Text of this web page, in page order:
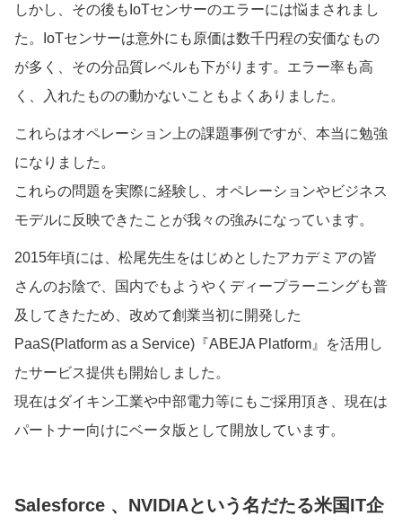
しかし、その後もIoTセンサーのエラーには悩まされまし
た。IoTセンサーは意外にも原価は数千円程の安価なもの
が多く、その分品質レベルも下がります。エラー率も高
く、入れたものの動かないこともよくありました。
これらはオペレーション上の課題事例ですが、本当に勉強
になりました。
これらの問題を実際に経験し、オペレーションやビジネス
モデルに反映できたことが我々の強みになっています。
2015年頃には、松尾先生をはじめとしたアカデミアの皆
さんのお陰で、国内でもようやくディープラーニングも普
及してきたため、改めて創業当初に開発した
PaaS(Platform as a Service)『ABEJA Platform』を活用し
たサービス提供も開始しました。
現在はダイキン工業や中部電力等にもご採用頂き、現在は
パートナー向けにベータ版として開放しています。
Salesforce 、NVIDIAという名だたる米国IT企